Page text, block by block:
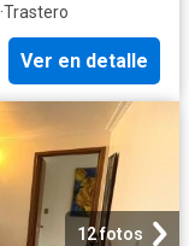
·Trastero
Ver en detalle
12 fotos